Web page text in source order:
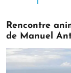
Rencontre
de Manuel